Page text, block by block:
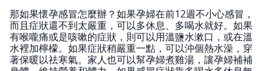
那如果懷孕感冒怎麼辦？如果孕婦在前12週不小心感冒，
而且症狀還不到太嚴重，可以多休息、多喝水就好。如果
有喉嚨痛或是咳嗽的症狀，則可以用溫鹽水漱口，或在溫
水裡加檸檬。如果症狀稍嚴重一點，可以沖個熱水澡，穿
著保暖以祛寒氣。家人也可以幫孕婦煮雞湯，讓孕婦補補